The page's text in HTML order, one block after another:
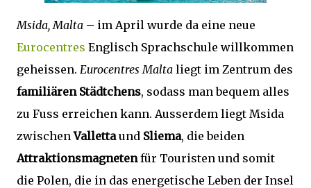
Msida, Malta – im April wurde da eine neue
Eurocentres Englisch Sprachschule willkommen
geheissen. Eurocentres Malta liegt im Zentrum des
familiären Städtchens, sodass man bequem alles
zu Fuss erreichen kann. Ausserdem liegt Msida
zwischenVallettaund Sliema, die beiden
Attraktionsmagnetenfür Touristen und somit
die Polen, die in das energetische Leben der Insel